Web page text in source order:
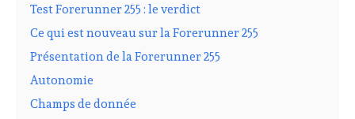
Test Forerunner 255 : le verdict
Ce qui est nouveau sur la Forerunner 255
Présentation de la Forerunner 255
Autonomie
Champs de donnée